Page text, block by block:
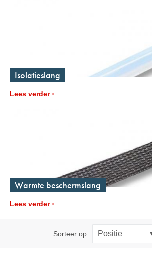
Isolatieslang
Lees verder
Warmte beschermslang
Lees verder
Sorteer op